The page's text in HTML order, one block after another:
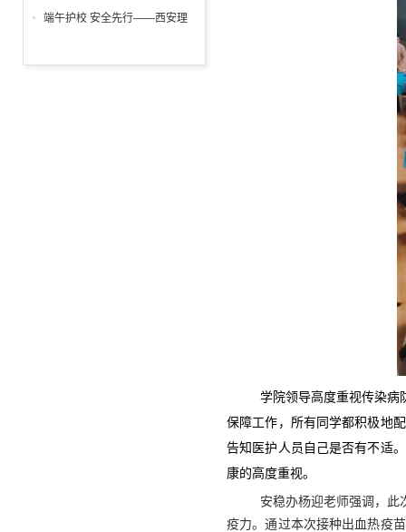
学院领导高度重视传染病
保障工作，所有同学都积极地
告知医护人员自己是否有不适
康的高度重视。
安稳办杨迎老师强调，此
疫力。通过本次接种出血热疫
学院开展消防安全专项检查
学高科学院2026届毕业典礼暨
端午护校 安全先行——西安理
项培训